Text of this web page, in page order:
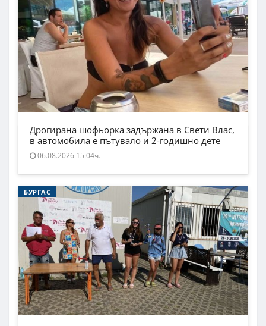
Дрогирана шофьорка задържана в Свети Влас,
в автомобила е пътувало и 2-годишно дете
06.08.2026 15:04ч.
БУРГАС